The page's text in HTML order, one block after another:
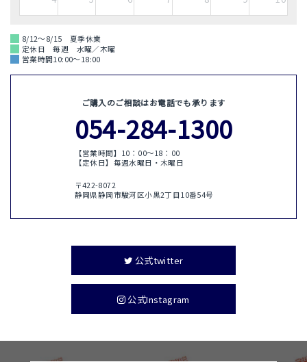
8/12～8/15 夏季休業
定休日 毎週 水曜／木曜
営業時間10:00～18:00
ご購入のご相談はお電話でも承ります
054-284-1300
【営業時間】10：00〜18：00
【定休日】毎週水曜日・木曜日
〒422-8072
静岡県静岡市駿河区小黒2丁目10番54号
公式twitter
公式Instagram